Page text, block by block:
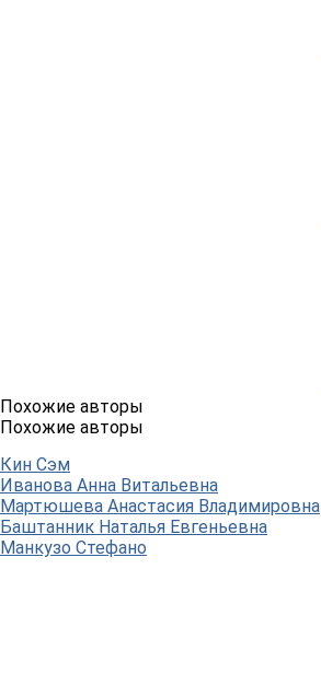
Похожие авторы
Похожие авторы
Кин Сэм
Иванова Анна Витальевна
Мартюшева Анастасия Владимировна
Баштанник Наталья Евгеньевна
Манкузо Стефано